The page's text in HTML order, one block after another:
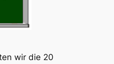
wir die 20